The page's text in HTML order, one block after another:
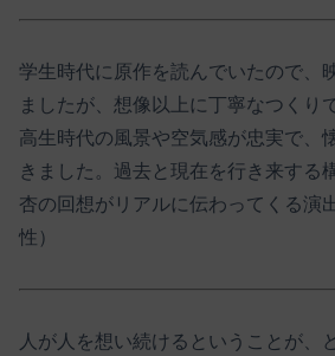
学生時代に原作を読んでいたので、
ましたが、想像以上に丁寧なつくり
高生時代の風景や空気感が忠実で、
きました。過去と現在を行き来する
杏の回想がリアルに伝わってくる演
性）
人が人を想い続けるということが、